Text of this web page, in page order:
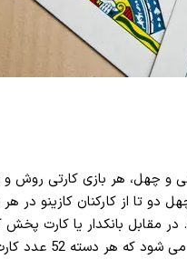
30 تا 50 درصد شارژ هدیه بیشتر فقط با ثبت نام در هات بت
و چهل، هر بازی کارتی روش
دو تا از کارکنان کازینو در
مقابل بانکدار یا کارت پخش
قرار گرفته است. برای